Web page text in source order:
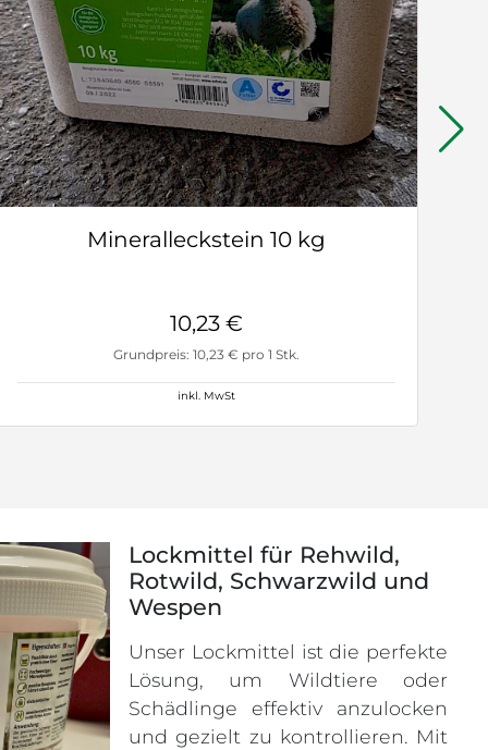
Mineralleckstein 10 kg
10,23 €
Grundpreis: 10,23 € pro 1 Stk.
inkl. MwSt
Lockmittel für Rehwild,
Rotwild, Schwarzwild und
Wespen
Unser Lockmittel ist die perfekte
Lösung, um Wildtiere oder
Schädlinge effektiv anzulocken
und gezielt zu kontrollieren. Mit